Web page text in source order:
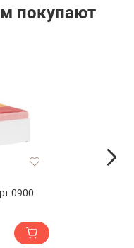
покупают
0900